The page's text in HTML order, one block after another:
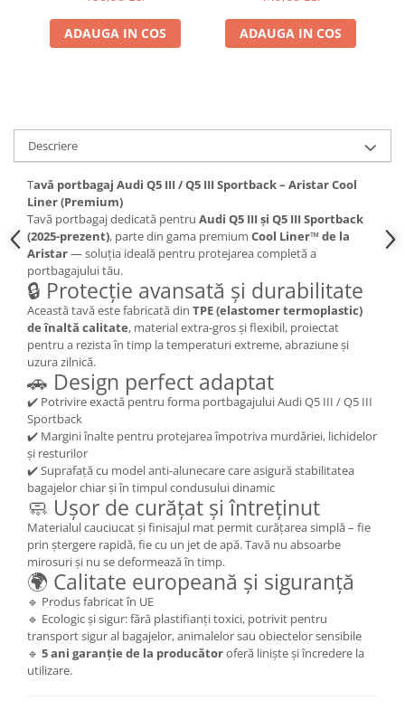
Amortizoare hayon
Accesorii auto
Paravanturi auto
Lumini ambientale
ADAUGA IN COS ADAUGA IN COS
Descriere
Tavă portbagaj Audi Q5 III / Q5 III Sportback – Aristar Cool
Liner (Premium)
Tavă portbagaj dedicată pentru Audi Q5 III și Q5 III Sportback
(2025-prezent), parte din gama premium Cool Liner™ de la
Aristar— soluția ideală pentru protejarea completă a
portbagajului tău.
🔒 Protecție avansată și durabilitate
Această tavă este fabricată din TPE (elastomer termoplastic)
de înaltă calitate, material extra-gros și flexibil, proiectat
pentru a rezista în timp la temperaturi extreme, abraziune și
uzura zilnică.
🚗 Design perfect adaptat
✔️ Potrivire exactă pentru forma portbagajului Audi Q5 III / Q5 III
Sportback
✔️ Margini înalte pentru protejarea împotriva murdăriei, lichidelor
și resturilor
✔️ Suprafață cu model anti-alunecare care asigură stabilitatea
bagajelor chiar și în timpul condusului dinamic
🧼 Ușor de curățat și întreținut
Materialul cauciucat și finisajul mat permit curățarea simplă – fie
prin ștergere rapidă, fie cu un jet de apă. Tavă nu absoarbe
mirosuri și nu se deformează în timp.
🌍 Calitate europeană și siguranță
🔹 Produs fabricat în UE
🔹 Ecologic și sigur: fără plastifianți toxici, potrivit pentru
transport sigur al bagajelor, animalelor sau obiectelor sensibile
🔹 5 ani garanție de la producătoroferă liniște și încredere la
utilizare.